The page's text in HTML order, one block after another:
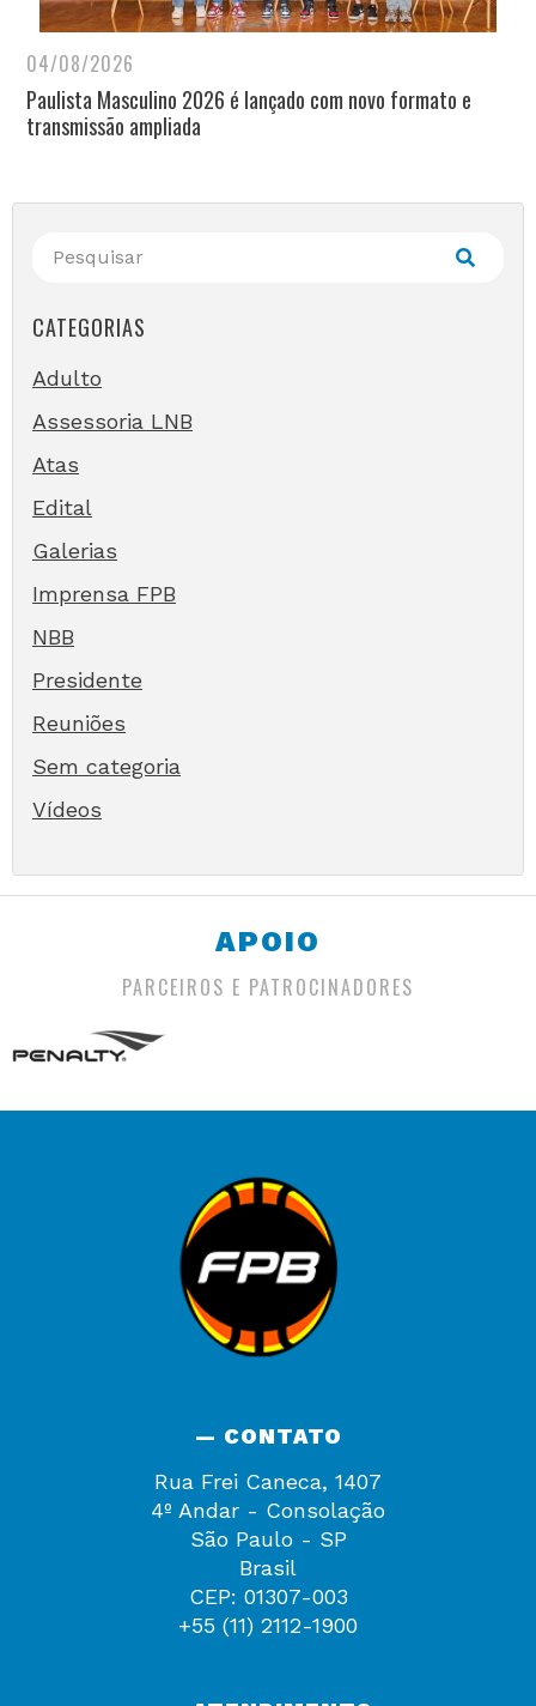
04/08/2026
Paulista Masculino 2026 é lançado com novo formato e
transmissão ampliada
CATEGORIAS
Adulto
Assessoria LNB
Atas
Edital
Galerias
Imprensa FPB
NBB
Presidente
Reuniões
Sem categoria
Vídeos
APOIO
PARCEIROS E PATROCINADORES
— CONTATO
Rua Frei Caneca, 1407
4º Andar - Consolação
São Paulo - SP
Brasil
CEP: 01307-003
+55 (11) 2112-1900